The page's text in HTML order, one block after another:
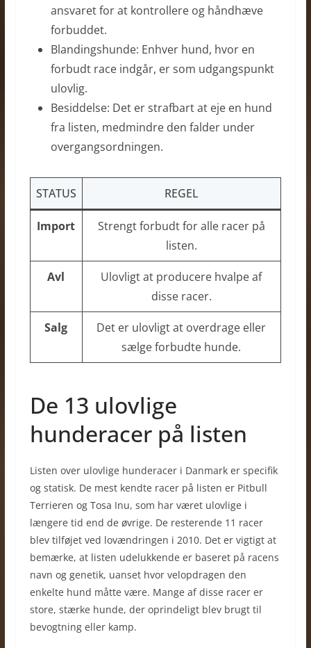
ansvaret for at kontrollere og håndhæve
forbuddet.
Blandingshunde: Enhver hund, hvor en
forbudt race indgår, er som udgangspunkt
ulovlig.
Besiddelse: Det er strafbart at eje en hund
fra listen, medmindre den falder under
overgangsordningen.
STATUS REGEL
Import
Strengt forbudt for alle racer på
listen.
Avl
Ulovligt at producere hvalpe af
disse racer.
Salg
Det er ulovligt at overdrage eller
sælge forbudte hunde.
De 13 ulovlige
hunderacer på listen
Listen over ulovlige hunderacer i Danmark er specifik
og statisk. De mest kendte racer på listen er Pitbull
Terrieren og Tosa Inu, som har været ulovlige i
længere tid end de øvrige. De resterende 11 racer
blev tilføjet ved lovændringen i 2010. Det er vigtigt at
bemærke, at listen udelukkende er baseret på racens
navn og genetik, uanset hvor velopdragen den
enkelte hund måtte være. Mange af disse racer er
store, stærke hunde, der oprindeligt blev brugt til
bevogtning eller kamp.